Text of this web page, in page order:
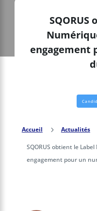
engagement
Accueil 5 Actualités
SQORUS obtient le
engagement pour un